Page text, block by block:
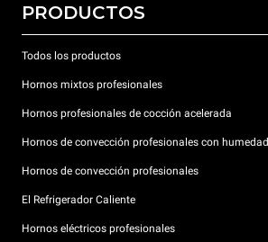
PRODUCTOS
Todos los productos
Hornos mixtos profesionales
Hornos profesionales de cocción acelerada
Hornos de convección profesionales con humedad
Hornos de convección profesionales
El Refrigerador Caliente
Hornos eléctricos profesionales